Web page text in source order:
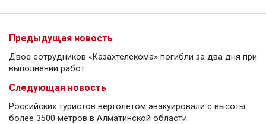
Предыдущая новость
Двое сотрудников «Казахтелекома» погибли за два дня при
выполнении работ
Следующая новость
Российских туристов вертолетом эвакуировали с высоты
более 3500 метров в Алматинской области